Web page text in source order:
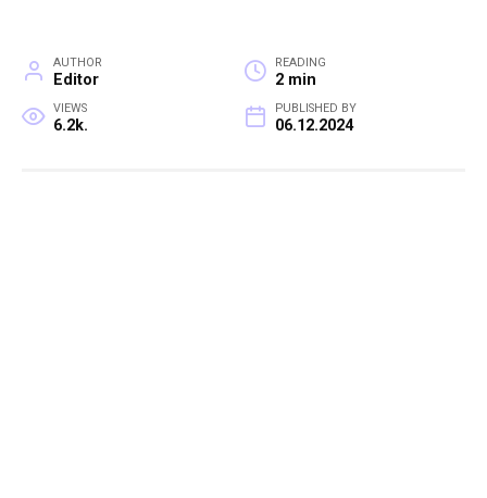
AUTHOR
Editor
READING
2 min
VIEWS
6.2k.
PUBLISHED BY
06.12.2024